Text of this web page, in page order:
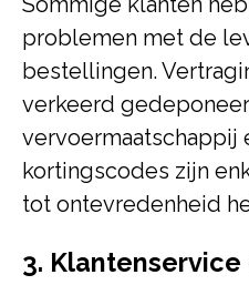
problemen met de
bestellingen.
verkeerd
vervoermaatschappij
kortingscodes zijn
tot ontevredenheid
3. Klantenservice